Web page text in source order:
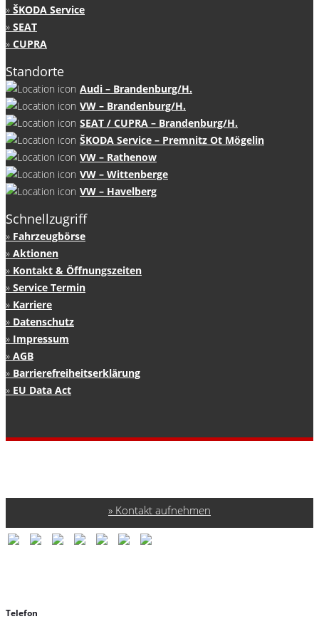
ŠKODA Service
SEAT
CUPRA
Standorte
Audi – Brandenburg/H.
VW – Brandenburg/H.
SEAT / CUPRA – Brandenburg/H.
ŠKODA Service – Premnitz Ot Mögelin
VW – Rathenow
VW – Wittenberge
VW – Havelberg
Schnellzugriff
Fahrzeugbörse
Aktionen
Kontakt & Öffnungszeiten
Service Termin
Karriere
Datenschutz
Impressum
AGB
Barrierefreiheitserklärung
EU Data Act
Kontakt aufnehmen
Telefon